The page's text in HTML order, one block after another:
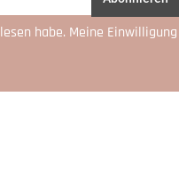
habe. Meine Einwilligung